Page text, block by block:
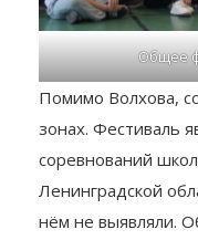
Общее
Помимо Волхова,
зонах. Фестиваль
соревнований
Ленинградской
нём не выявляли.